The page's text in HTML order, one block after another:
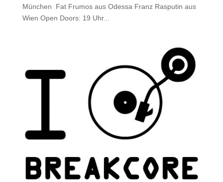
München Fat Frumos aus Odessa Franz Rasputin aus
Wien Open Doors: 19 Uhr...